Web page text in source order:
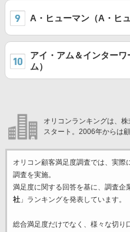
A・ヒューマン（A・ヒュ
アイ・アム＆インター
ム）
オリコンランキングは、
スタート。2006年からは
オリコン顧客満足度調査では、実際
調査を実施。
満足度に関する回答を基に、調査企
社」ランキングを発表しています。
総合満足度だけでなく、様々な切り